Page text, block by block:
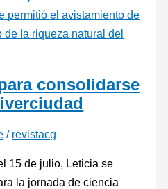
consolidarse
/ revistacg
15 de julio, Leticia se
la jornada de ciencia